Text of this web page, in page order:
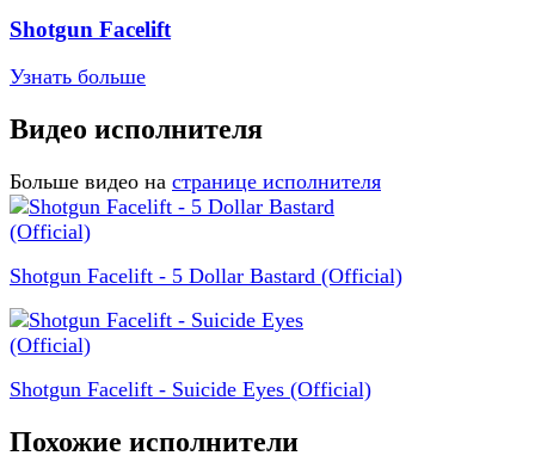
Shotgun Facelift
Узнать больше
Видео исполнителя
Больше видео на странице исполнителя
Shotgun Facelift - 5 Dollar Bastard (Official)
Shotgun Facelift - Suicide Eyes (Official)
Похожие исполнители